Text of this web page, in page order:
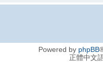
Powered by phpBB
正體中文